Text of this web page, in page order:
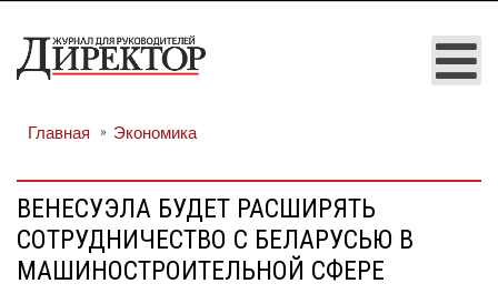
Главная Экономика
ВЕНЕСУЭЛА БУДЕТ РАСШИРЯТЬ
СОТРУДНИЧЕСТВО С БЕЛАРУСЬЮ В
МАШИНОСТРОИТЕЛЬНОЙ СФЕРЕ